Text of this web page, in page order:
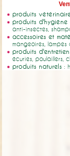
produits
produits d'hygiène
anti-insectes,
accessoires et
mangeoires, lampes
produits
écuries, poulaillers,
produits naturels :